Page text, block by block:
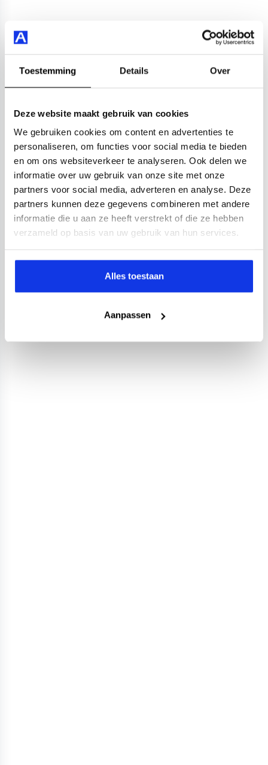
Toestemming Details Over
Deze website maakt gebruik van cookies
We gebruiken cookies om content en advertenties te
personaliseren, om functies voor social media te bieden
en om ons websiteverkeer te analyseren. Ook delen we
informatie over uw gebruik van onze site met onze
partners voor social media, adverteren en analyse. Deze
partners kunnen deze gegevens combineren met andere
informatie die u aan ze heeft verstrekt of die ze hebben
verzameld op basis van uw gebruik van hun services.
Alles toestaan
Aanpassen